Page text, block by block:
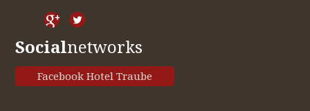
Socialnetworks
Facebook Hotel Traube